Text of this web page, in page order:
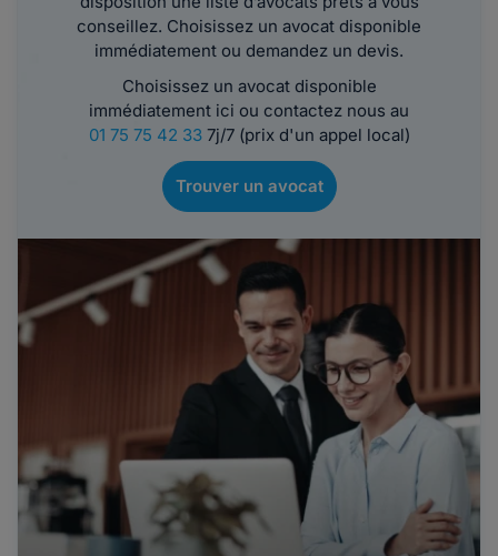
conseillez. Choisissez un avocat disponible
immédiatement ou demandez un devis.
Choisissez un avocat disponible
immédiatement ici ou contactez nous au
01 75 75 42 337j/7 (prix d'un appel local)
Trouver un avocat